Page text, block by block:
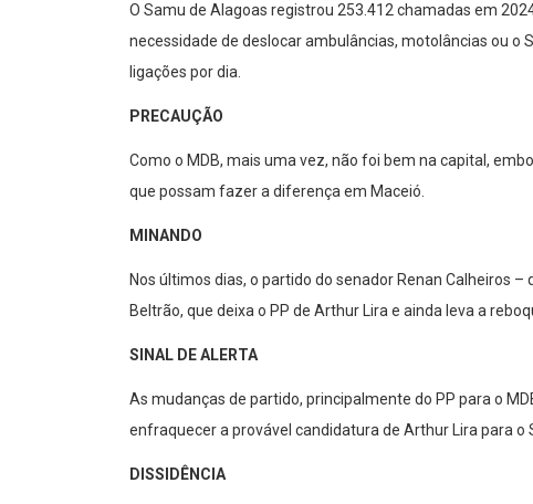
O Samu de Alagoas registrou 253.412 chamadas em
necessidade de deslocar ambulâncias, motolâncias ou o
ligações por dia.
PRECAUÇÃO
Como o MDB, mais uma vez, não foi bem na capital,
que possam fazer a diferença em Maceió.
MINANDO
Nos últimos dias, o partido do senador Renan Calheiros
Beltrão, que deixa o PP de Arthur Lira e ainda leva a
SINAL DE ALERTA
As mudanças de partido, principalmente do PP para o
enfraquecer a provável candidatura de Arthur Lira para o
DISSIDÊNCIA